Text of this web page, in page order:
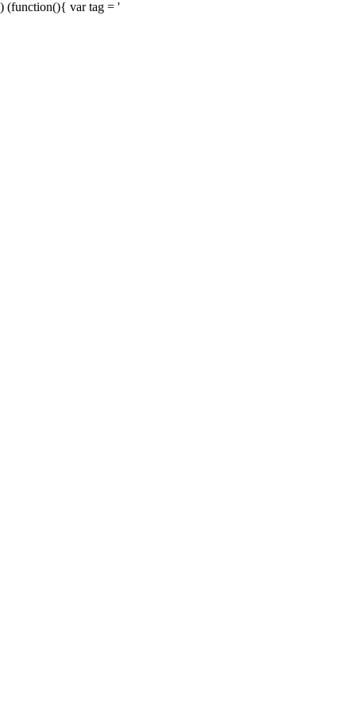
) (function(){ var tag = '